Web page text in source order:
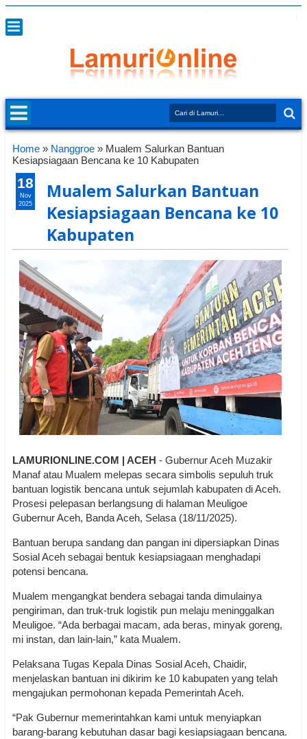
Home » Nanggroe » Mualem Salurkan Bantuan
Kesiapsiagaan Bencana ke 10 Kabupaten
Mualem Salurkan Bantuan
Kesiapsiagaan Bencana ke 10
Kabupaten
LAMURIONLINE.COM | ACEH - Gubernur Aceh Muzakir
Manaf atau Mualem melepas secara simbolis sepuluh truk
bantuan logistik bencana untuk sejumlah kabupaten di Aceh.
Prosesi pelepasan berlangsung di halaman Meuligoe
Gubernur Aceh, Banda Aceh, Selasa (18/11/2025).
Bantuan berupa sandang dan pangan ini dipersiapkan Dinas
Sosial Aceh sebagai bentuk kesiapsiagaan menghadapi
potensi bencana.
Mualem mengangkat bendera sebagai tanda dimulainya
pengiriman, dan truk-truk logistik pun melaju meninggalkan
Meuligoe. “Ada berbagai macam, ada beras, minyak goreng,
mi instan, dan lain-lain,” kata Mualem.
Pelaksana Tugas Kepala Dinas Sosial Aceh, Chaidir,
menjelaskan bantuan ini dikirim ke 10 kabupaten yang telah
mengajukan permohonan kepada Pemerintah Aceh.
“Pak Gubernur memerintahkan kami untuk menyiapkan
barang-barang kebutuhan dasar bagi kesiapsiagaan bencana.
18
Nov
2025